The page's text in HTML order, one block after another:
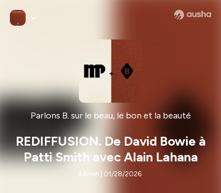
Parlons B. sur le beau, le bon et la beauté
REDIFFUSION. De David Bowie à
Patti Smith avec Alain Lahana
44min | 01/28/2026